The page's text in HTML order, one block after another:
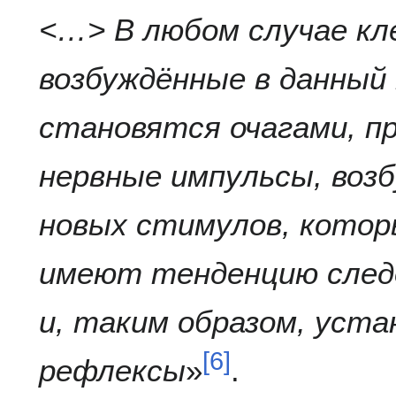
<…> В любом случае
возбуждённые в
становятся очагами,
нервные импульсы,
новых стимулов,
имеют тенденцию
и, таким образом,
рефлексы»[6] .